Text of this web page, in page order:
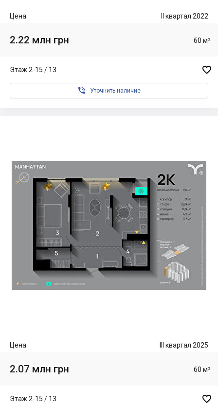
Цена: II квартал 2022
2.22 млн грн 60 м²
Этаж 2-15 / 13 
 Уточнить наличие
Цена: III квартал 2025
2.07 млн грн 60 м²
Этаж 2-15 / 13 